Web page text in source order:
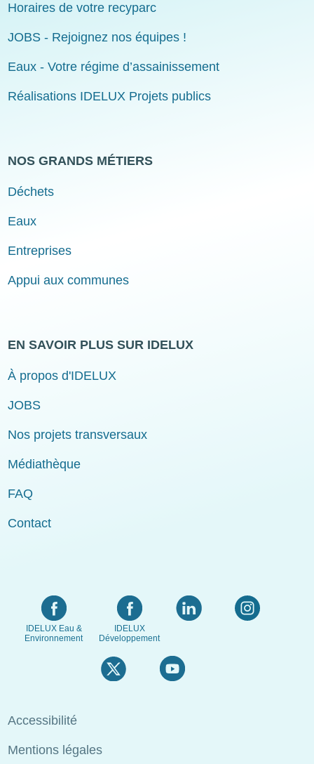
Horaires de votre recyparc
JOBS - Rejoignez nos équipes !
Eaux - Votre régime d’assainissement
Réalisations IDELUX Projets publics
NOS GRANDS MÉTIERS
Déchets
Eaux
Entreprises
Appui aux communes
EN SAVOIR PLUS SUR IDELUX
À propos d'IDELUX
JOBS
Nos projets transversaux
Médiathèque
FAQ
Contact
IDELUX Eau &
Environnement
IDELUX
Développement
Menu
Pied
Accessibilité
Mentions légales